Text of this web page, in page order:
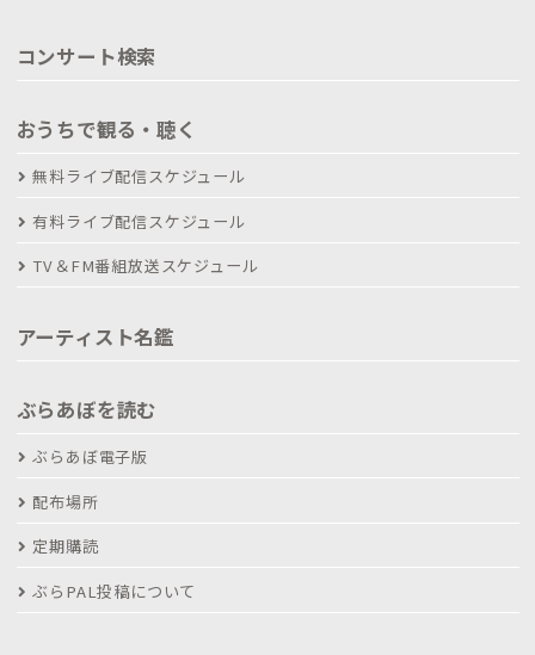
コンサート検索
おうちで観る・聴く
無料ライブ配信スケジュール
有料ライブ配信スケジュール
TV＆FM番組放送スケジュール
アーティスト名鑑
ぶらあぼを読む
ぶらあぼ電子版
配布場所
定期購読
ぶらPAL投稿について